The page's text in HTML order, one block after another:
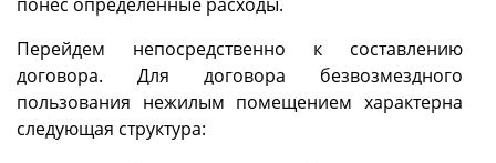
Перейдем непосредственно к составлению
договора. Для договора безвозмездного
пользования нежилым помещением характерна
следующая структура: